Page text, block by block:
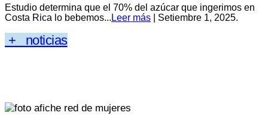
Estudio determina que el 70% del azúcar que ingerimos en
Costa Rica lo bebemos... Leer más | Setiembre 1, 2025.
+ noticias